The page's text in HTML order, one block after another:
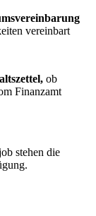
vereinbart
ob
Finanzamt
stehen die